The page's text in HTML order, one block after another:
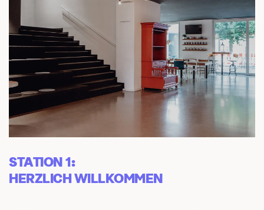
STATION 1:
HERZLICH WILLKOMMEN